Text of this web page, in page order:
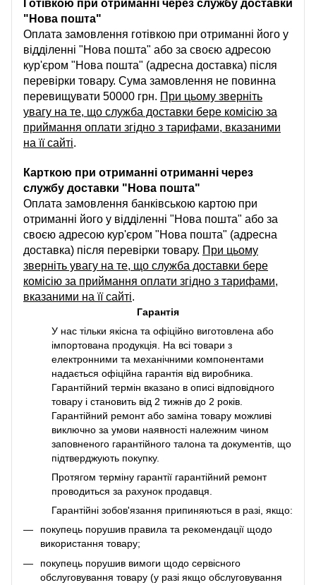
Готівкою при отриманні через службу доставки
"Нова пошта"
Оплата замовлення готівкою при отриманні його у
відділенні "Нова пошта" або за своєю адресою
кур'єром "Нова пошта" (адресна доставка) після
перевірки товару. Сума замовлення не повинна
перевищувати 50000 грн. При цьому зверніть
увагу на те, що служба доставки бере комісію за
приймання оплати згідно з тарифами, вказаними
на її сайті.
Карткою при отриманні отриманні через
службу доставки "Нова пошта"
Оплата замовлення банківською картою при
отриманні його у відділенні "Нова пошта" або за
своєю адресою кур'єром "Нова пошта" (адресна
доставка) після перевірки товару. При цьому
зверніть увагу на те, що служба доставки бере
комісію за приймання оплати згідно з тарифами,
вказаними на її сайті.
Гарантія
У нас тільки якісна та офіційно виготовлена або
імпортована продукція. На всі товари з
електронними та механічними компонентами
надається офіційна гарантія від виробника.
Гарантійний термін вказано в описі відповідного
товару і становить від 2 тижнів до 2 років.
Гарантійний ремонт або заміна товару можливі
виключно за умови наявності належним чином
заповненого гарантійного талона та документів, що
підтверджують покупку.
Протягом терміну гарантії гарантійний ремонт
проводиться за рахунок продавця.
Гарантійні зобов'язання припиняються в разі, якщо:
покупець порушив правила та рекомендації щодо
використання товару;
покупець порушив вимоги щодо сервісного
обслуговування товару (у разі якщо обслуговування